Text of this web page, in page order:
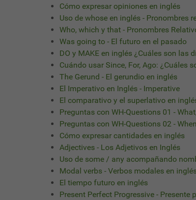
Cómo expresar opiniones en inglés
Uso de whose en inglés - Pronombres
Who, which y that - Pronombres
Was going to - El futuro en el pasado
DO y MAKE en inglés ¿Cuáles son las
Cuándo usar Since, For, Ago: ¿Cuáles
The Gerund - El gerundio en inglés
El Imperativo en Inglés - Imperative
El comparativo y el superlativo en
Preguntas con WH-Questions 01 -
Preguntas con WH-Questions 02 -
Cómo expresar cantidades en inglés
Adjectives - Los Adjetivos en Inglés
Uso de some / any acompañando
Modal verbs - Verbos modales en
El tiempo futuro en inglés
Present Perfect Progressive - Presente